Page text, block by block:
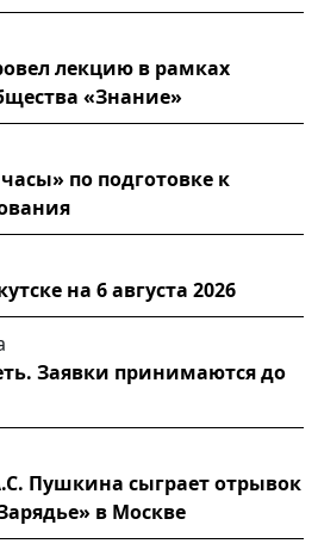
лекцию в рамках
«Знание»
по подготовке к
на 6 августа 2026
Заявки принимаются до
Пушкина сыграет отрывок
в Москве